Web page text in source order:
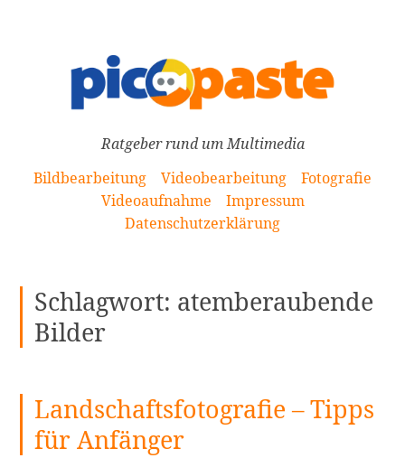
Ratgeber rund um Multimedia
Bildbearbeitung
Videobearbeitung
Fotografie
Videoaufnahme
Impressum
Datenschutzerklärung
Schlagwort: atemberaubende
Bilder
Landschaftsfotografie – Tipps
für Anfänger